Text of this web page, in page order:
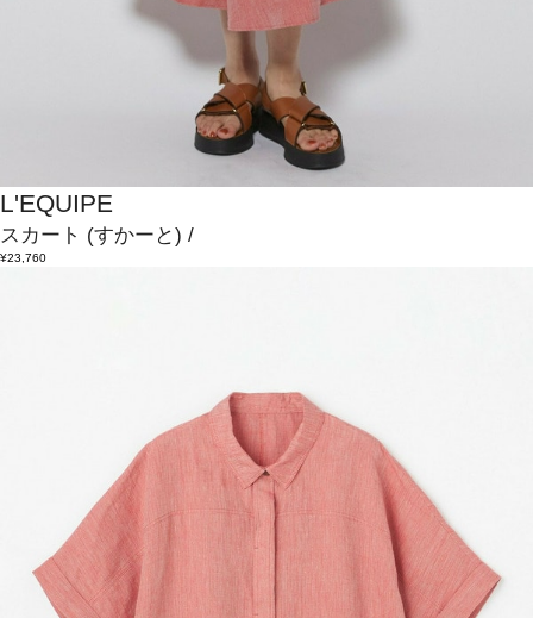
L'EQUIPE
スカート (すかーと) /
¥23,760